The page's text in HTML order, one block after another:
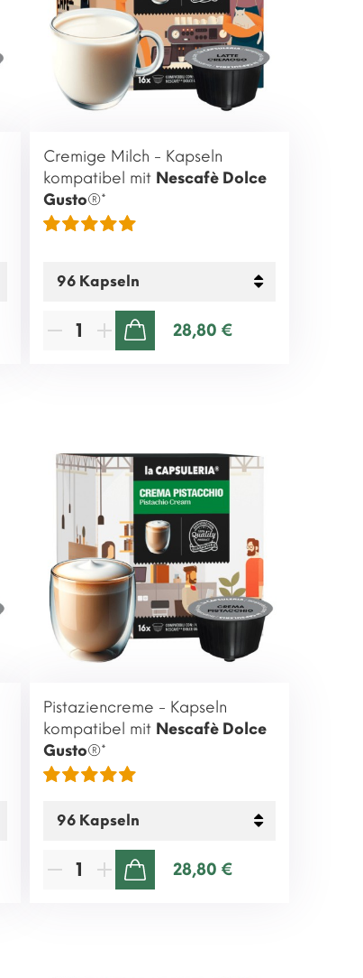
Cremige Milch - Kapseln
kompatibel mit Nescafè Dolce
Gusto®*
28,80 €
Pistaziencreme - Kapseln
kompatibel mit Nescafè Dolce
Gusto®*
28,80 €